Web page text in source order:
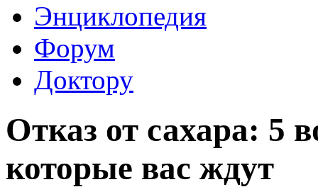
Энциклопедия
Форум
Доктору
Отказ от сахара: 5
которые вас ждут